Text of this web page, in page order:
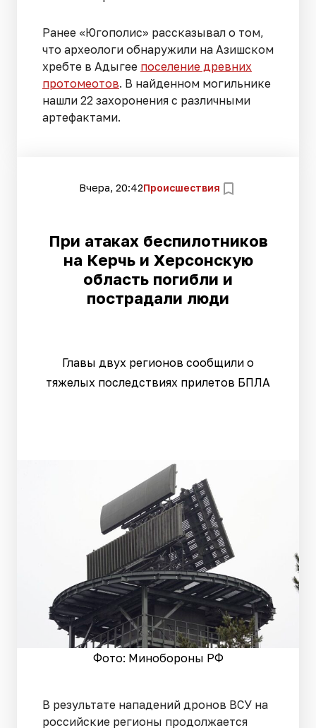
Ранее «Югополис» рассказывал о том,
что археологи обнаружили на Азишском
хребте в Адыгее поселение древних
протомеотов. В найденном могильнике
нашли 22 захоронения с различными
артефактами.
Вчера, 20:42Происшествия
При атаках беспилотников
на Керчь и Херсонскую
область погибли и
пострадали люди
Главы двух регионов сообщили о
тяжелых последствиях прилетов БПЛА
Фото: Минобороны РФ
В результате нападений дронов ВСУ на
российские регионы продолжается